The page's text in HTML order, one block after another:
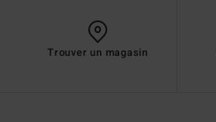
Trouver un magasin